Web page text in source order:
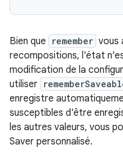
Bien que remember vous
recompositions, l'état
modification de la
utiliser
enregistre
susceptibles d'être
les autres valeurs, vous
Saver personnalisé.